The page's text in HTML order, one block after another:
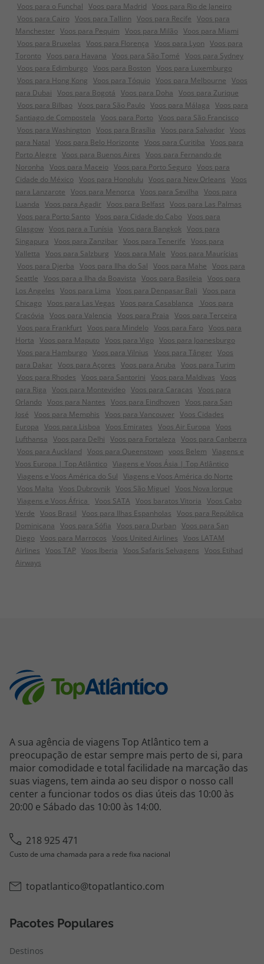
Voos para o Funchal Voos para Madrid Voos para Rio de Janeiro
Voos para Cairo Voos para Tallinn Voos para Recife Voos para
Manchester Voos para Pequim Voos para Milão Voos para Miami
Voos para Bruxelas Voos para Florença Voos para Lyon Voos para
Toronto Voos para Havana Voos para São Tomé Voos para Sydney
Voos para Edimburgo Voos para Boston Voos para Luxemburgo
Voos para Hong Kong Voos para Tóquio Voos para Melbourne Voos
para Dubai Voos para Bogotá Voos para Doha Voos para Zurique
Voos para Bilbao Voos para São Paulo Voos para Málaga Voos para
Santiago de Compostela Voos para Porto Voos para São Francisco
Voos para Washington Voos para Brasília Voos para Salvador Voos
para Natal Voos para Belo Horizonte Voos para Curitiba Voos para
Porto Alegre Voos para Buenos Aires Voos para Fernando de
Noronha Voos para Maceio Voos para Porto Seguro Voos para
Cidade do México Voos para Honolulu Voos para New Orleans Voos
para Lanzarote Voos para Menorca Voos para Sevilha Voos para
Luanda Voos para Agadir Voos para Belfast Voos para Las Palmas
Voos para Porto Santo Voos para Cidade do Cabo Voos para
Glasgow Voos para a Tunísia Voos para Bangkok Voos para
Singapura Voos para Zanzibar Voos para Tenerife Voos para
Valletta Voos para Salzburg Voos para Male Voos para Maurícias
Voos para Djerba Voos para Ilha do Sal Voos para Mahe Voos para
Seattle Voos para a Ilha da Boavista Voos para Basileia Voos para
Los Angeles Voos para Lima Voos para Denpasar Bali Voos para
Chicago Voos para Las Vegas Voos para Casablanca
Voos para
Cracóvia Voos para Valencia Voos para Praia Voos para Terceira
Voos para Frankfurt Voos para Mindelo Voos para Faro Voos para
Horta Voos para Maputo Voos para Vigo Voos para Joanesburgo
Voos para Hamburgo Voos para Vilnius Voos para Tânger Voos
para Dakar Voos para Açores Voos para Aruba Voos para Turim
Voos para Rhodes Voos para Santorini Voos para Maldivas Voos
para Riga Voos para Montevideo Voos para Caracas Voos para
Orlando Voos para Nantes Voos para Eindhoven Voos para San
José Voos para Memphis Voos para Vancouver Voos Cidades
Europa Voos para Lisboa Voos Emirates Voos Air Europa Voos
Lufthansa Voos para Delhi Voos para Fortaleza Voos para Canberra
Voos para Auckland Voos para Queenstown voos Belem Viagens e
Voos Europa | Top Atlântico Viagens e Voos Ásia | Top Atlântico
Viagens e Voos América do Sul Viagens e Voos América do Norte
Voos Malta Voos Dubrovnik Voos São Miguel Voos Nova Iorque
Viagens e Voos África
Voos SATA Voos baratos Vitoria Voos Cabo
Verde Voos Brasil Voos para Ilhas Espanholas Voos para República
Dominicana Voos para Sófia Voos para Durban Voos para San
Diego Voos para Marrocos Voos United Airlines Voos LATAM
Airlines Voos TAP Voos Iberia Voos Safaris Selvagens Voos Etihad
Airways
A sua agência de viagens Top Atlântico tem a
preocupação de estar sempre mais perto de si, para
maior comodidade e total facilidade na marcação das
suas viagens, tem ainda ao seu dispor o nosso call
center a funcionar todos os dias úteis das 10:00 às
20:00 e Sábado das 10:00 às 14:00.
218 925 471
Custo de uma chamada para a rede fixa nacional
topatlantico@topatlantico.com
Pacotes Populares
Destinos